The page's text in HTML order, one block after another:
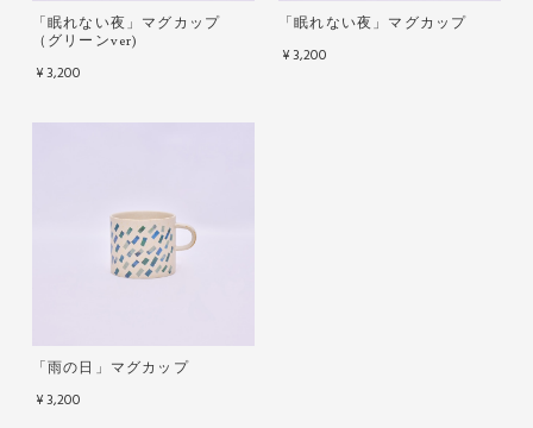
「眠れない夜」マグカップ
（グリーンver)
¥3,200
「眠れない夜」マグカップ
¥3,200
「雨の日」マグカップ
¥3,200